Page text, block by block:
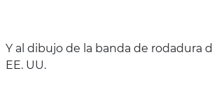
Y al dibujo de la banda de rodadura
EE. UU.